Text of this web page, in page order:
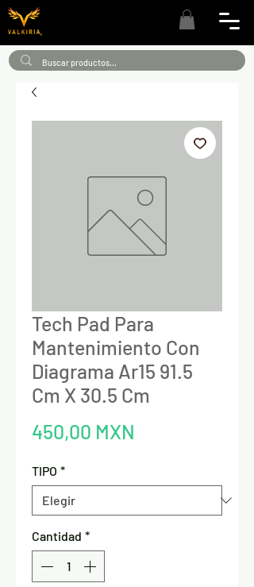
Tech Pad Para
Mantenimiento Con
Diagrama Ar15 91.5
Cm X 30.5 Cm
450,00 MXN
TIPO *
Cantidad *